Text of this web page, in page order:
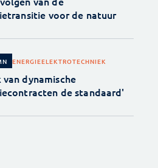
voor de natuur
ENERGIEELEKTROTECHNIEK
van dynamische
de standaard'